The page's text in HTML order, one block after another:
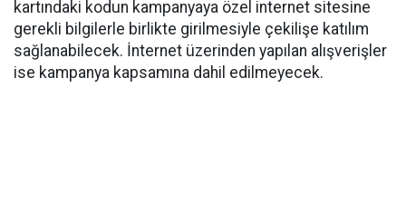
kartındaki kodun kampanyaya özel internet sitesine
gerekli bilgilerle birlikte girilmesiyle çekilişe katılım
sağlanabilecek. İnternet üzerinden yapılan alışverişler
ise kampanya kapsamına dahil edilmeyecek.